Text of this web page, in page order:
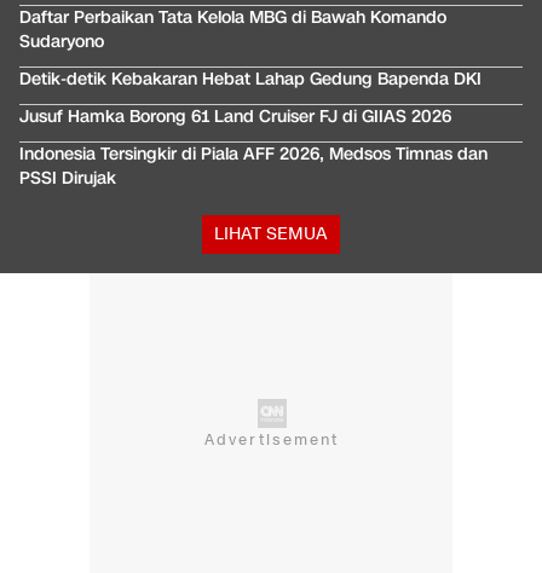
Daftar Perbaikan Tata Kelola MBG di Bawah Komando
Sudaryono
Detik-detik Kebakaran Hebat Lahap Gedung Bapenda DKI
Jusuf Hamka Borong 61 Land Cruiser FJ di GIIAS 2026
Indonesia Tersingkir di Piala AFF 2026, Medsos Timnas dan
PSSI Dirujak
LIHAT SEMUA